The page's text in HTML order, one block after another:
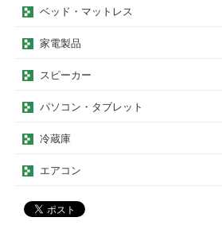
ベッド・マットレス
家電製品
スピーカー
パソコン・タブレット
冷蔵庫
エアコン